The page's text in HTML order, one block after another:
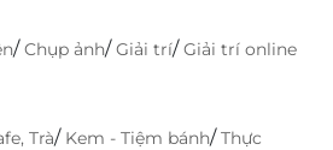
viên chuyên nghiệp, chu đáo,
chờ Sông Hồng Premium
đến sự hài lòng nhất đến mọi
/Chụp ảnh/Giải trí/Giải trí online
Trà/ Kem - Tiệm bánh/Thực